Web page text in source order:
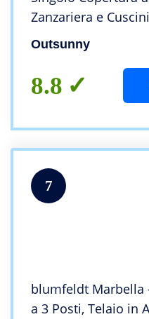
Zanzariera e
Grigio Scuro
Outsunny
8.8
7
blumfeldt Marbella
a 3 Posti, Telaio in